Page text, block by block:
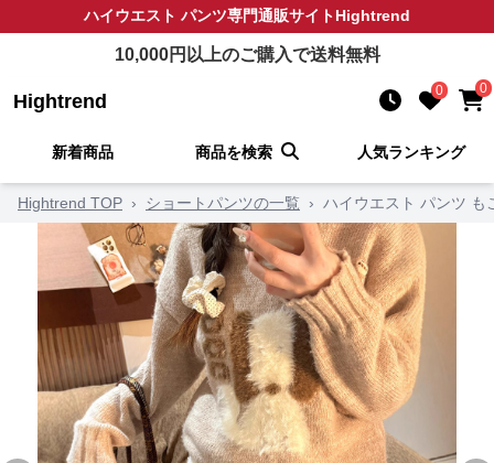
ハイウエスト パンツ専門通販サイトHightrend
10,000円以上のご購入で送料無料
Hightrend 0 0
新着商品 商品を検索 人気ランキング
Hightrend TOP › ショートパンツの一覧 › ハイウエスト パンツ も